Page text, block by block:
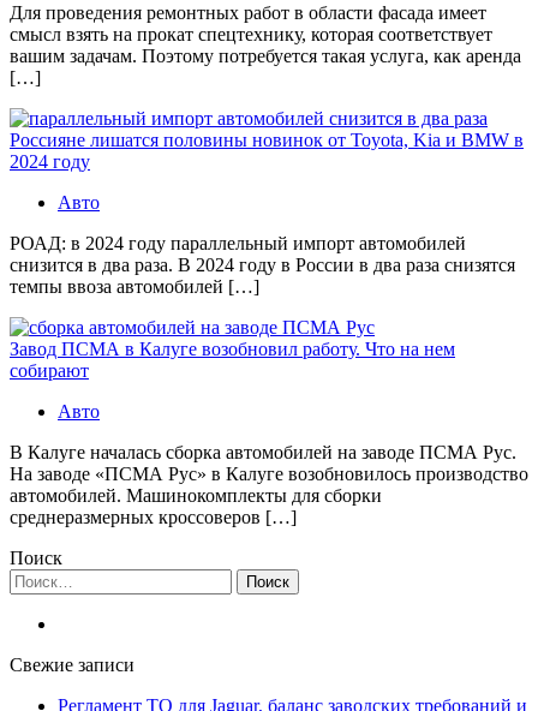
Для проведения ремонтных работ в области фасада имеет
смысл взять на прокат спецтехнику, которая соответствует
вашим задачам. Поэтому потребуется такая услуга, как аренда
[…]
Россияне лишатся половины новинок от Toyota, Kia и BMW в
2024 году
Авто
РОАД: в 2024 году параллельный импорт автомобилей
снизится в два раза. В 2024 году в России в два раза снизятся
темпы ввоза автомобилей […]
Завод ПСМА в Калуге возобновил работу. Что на нем
собирают
Авто
В Калуге началась сборка автомобилей на заводе ПСМА Рус.
На заводе «ПСМА Рус» в Калуге возобновилось производство
автомобилей. Машинокомплекты для сборки
среднеразмерных кроссоверов […]
Поиск
Найти:
Свежие записи
Регламент ТО для Jaguar, баланс заводских требований и